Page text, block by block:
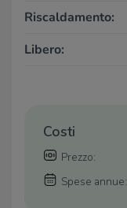
Riscaldamento:
Libero:
Costi
Prezzo:
Spese annue: